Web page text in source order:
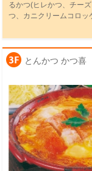
るかつ(ヒレかつ、チー
つ、カニクリームコロッ
とんかつ かつ喜